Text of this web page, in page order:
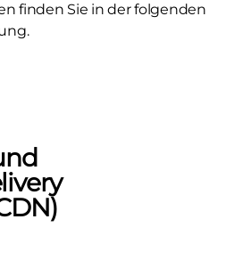
finden Sie in der folgenden